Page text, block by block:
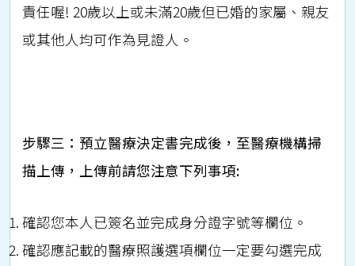
責任喔! 20歲以上或未滿20歲但已婚的家屬、親友
或其他人均可作為見證人。
步驟三：預立醫療決定書完成後，至醫療機構掃
描上傳，上傳前請您注意下列事項:
確認您本人已簽名並完成身分證字號等欄位。
確認應記載的醫療照護選項欄位一定要勾選完成